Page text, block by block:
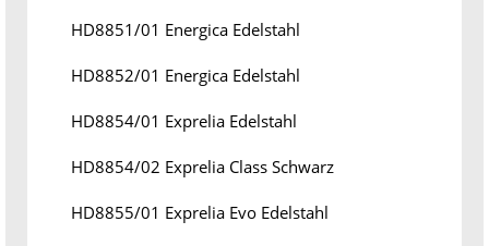
HD8851/01 Energica Edelstahl
HD8852/01 Energica Edelstahl
HD8854/01 Exprelia Edelstahl
HD8854/02 Exprelia Class Schwarz
HD8855/01 Exprelia Evo Edelstahl